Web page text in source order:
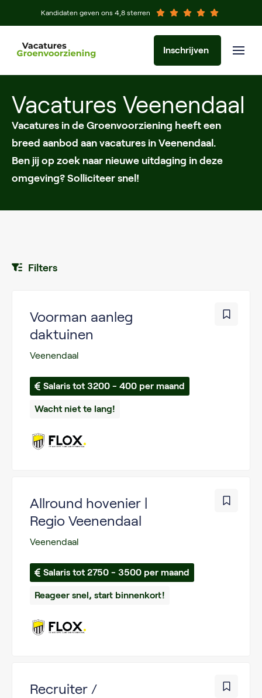
Kandidaten geven ons 4,8 sterren
Inschrijven
Vacatures Veenendaal
Vacatures in de Groenvoorziening heeft een
breed aanbod aan vacatures in Veenendaal.
Ben jij op zoek naar nieuwe uitdaging in deze
omgeving? Solliciteer snel!
Filters
Voorman aanleg
daktuinen
Veenendaal
Salaris tot 3200 - 400 per maand
Wacht niet te lang!
Allround hovenier |
Regio Veenendaal
Veenendaal
Salaris tot 2750 - 3500 per maand
Reageer snel, start binnenkort!
Recruiter /